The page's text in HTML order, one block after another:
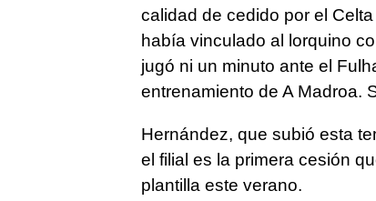
calidad de cedido por el
había vinculado al lorquino
jugó ni un minuto ante el
entrenamiento de A Madroa.
Hernández, que subió esta
el filial es la primera cesión
plantilla este verano.